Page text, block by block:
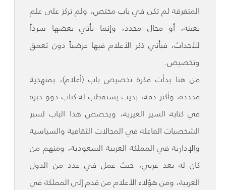
المتفرقة لم تكن في باب مختص، ولم تركز على علم
بعينه، أو مجال محدد، وإنما يأتي بعضها سرداً
للأحداث، فيأتي ذكر الأعلام فيها عرضياً دون تعمق
وتخصيص.
من هنا بدأت فكرة تخصيص باب (أعلام)، بمنهجية
محددة، وأكثر دقة، بحيث يستقطب له كتاب ذوو خبرة
في كتابة السير الغيرية، ويخصص هذا الباب لسير
الشخصيات الفاعلة في المجالات الثقافية والسياسية
والإدارية في المملكة العربية السعودية، ومنهم من
كان له بعد عربي، حيث عمل في عدد من الدول
العربية، ومن هؤلاء الأعلام من قدم إلى المملكة في